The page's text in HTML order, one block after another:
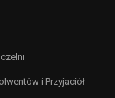
i Przyjaciół